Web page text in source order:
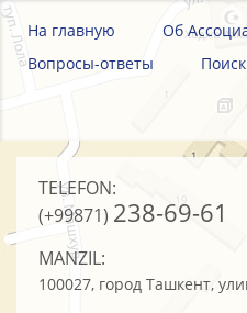
На главную Об
Вопросы-ответы
TELEFON:
(+99871) 238-69-61
MANZIL:
100027, город Ташкент,